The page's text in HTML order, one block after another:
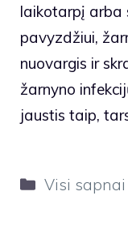
laikotarpį arba
pavyzdžiui,
nuovargis ir
žarnyno
jaustis taip,
Kategorijos
Visi sapnai